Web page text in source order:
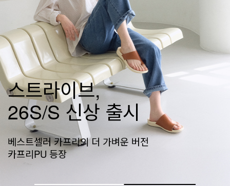
네이티브 신상공개
가벼움의 기준, 네이티브